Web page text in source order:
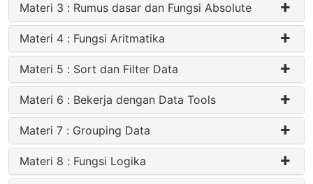
Materi 3 : Rumus dasar dan Fungsi Absolute
Materi 4 : Fungsi Aritmatika
Materi 5 : Sort dan Filter Data
Materi 6 : Bekerja dengan Data Tools
Materi 7 : Grouping Data
Materi 8 : Fungsi Logika